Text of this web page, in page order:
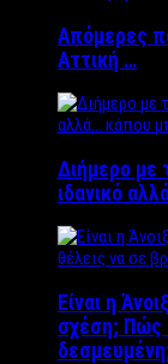
Απόμερες
Αττική …
Διήμερο με
ιδανικό
Είναι η
σχέση; Πώς